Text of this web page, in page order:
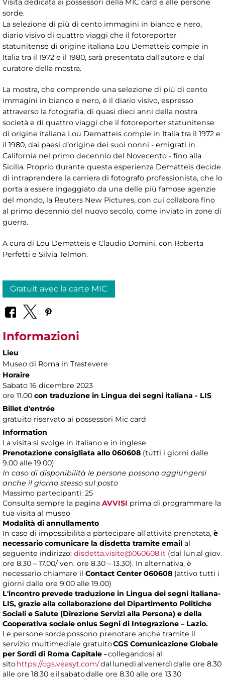
Visita dedicata ai possessori della MIC card e alle persone
sorde.
La selezione di più di cento immagini in bianco e nero,
diario visivo di quattro viaggi che il fotoreporter
statunitense di origine italiana Lou Dematteis compie in
Italia tra il 1972 e il 1980, sarà presentata dall’autore e dal
curatore della mostra.
La mostra, che comprende una selezione di più di cento
immagini in bianco e nero, è il diario visivo, espresso
attraverso la fotografia, di quasi dieci anni della nostra
società e di quattro viaggi che il fotoreporter statunitense
di origine italiana Lou Dematteis compie in Italia tra il 1972 e
il 1980, dai paesi d’origine dei suoi nonni - emigrati in
California nel primo decennio del Novecento - fino alla
Sicilia. Proprio durante questa esperienza Dematteis decide
di intraprendere la carriera di fotografo professionista, che lo
porta a essere ingaggiato da una delle più famose agenzie
del mondo, la Reuters New Pictures, con cui collabora fino
al primo decennio del nuovo secolo, come inviato in zone di
guerra.
A cura di Lou Dematteis e Claudio Domini, con Roberta
Perfetti e Silvia Telmon.
Gratuit avec la carte MIC
Informazioni
Lieu
Museo di Roma in Trastevere
Horaire
Sabato 16 dicembre 2023
ore 11.00 con traduzione in Lingua dei segni italiana - LIS
Billet d'entrée
gratuito riservato ai possessori Mic card
Information
La visita si svolge in italiano e in inglese
Prenotazione consigliata allo 060608 (tutti i giorni dalle
9.00 alle 19.00)
In caso di disponibilità le persone possono aggiungersi
anche il giorno stesso sul posto
Massimo partecipanti: 25
Consulta sempre la pagina AVVISI prima di programmare la
tua visita al museo
Modalità di annullamento
In caso di impossibilità a partecipare all’attività prenotata, è
necessario comunicare la disdetta tramite email al
seguente indirizzo: disdetta.visite@060608.it (dal lun.al giov.
ore 8.30 – 17.00/ ven. ore 8.30 – 13.30). In alternativa, è
necessario chiamare il Contact Center 060608 (attivo tutti i
giorni dalle ore 9.00 alle 19.00)
L'incontro prevede traduzione in Lingua dei segni italiana-
LIS, grazie alla collaborazione del Dipartimento Politiche
Sociali e Salute (Direzione Servizi alla Persona) e della
Cooperativa sociale onlus Segni di Integrazione – Lazio.
Le persone sorde possono prenotare anche tramite il
servizio multimediale gratuitoCGS Comunicazione Globale
per Sordi di Roma Capitale -collegandosi al
sitohttps://cgs.veasyt.com/dal lunedì al venerdì dalle ore 8.30
alle ore 18.30 e il sabato dalle ore 8.30 alle ore 13.30